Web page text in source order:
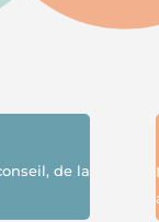
de la